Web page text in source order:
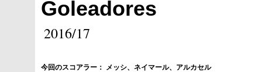
Goleadores
2016/17
今回のスコアラー： メッシ、ネイマール、アルカセル